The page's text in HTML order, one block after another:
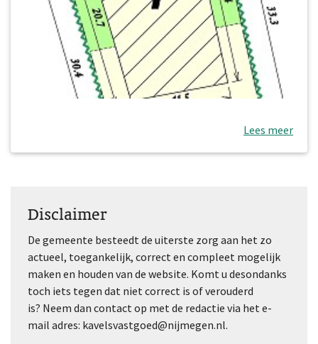
Lees meer
Disclaimer
De gemeente besteedt de uiterste zorg aan het zo
actueel, toegankelijk, correct en compleet mogelijk
maken en houden van de website. Komt u desondanks
toch iets tegen dat niet correct is of verouderd
is? Neem dan contact op met de redactie via het e-
mail adres: kavelsvastgoed@nijmegen.nl.